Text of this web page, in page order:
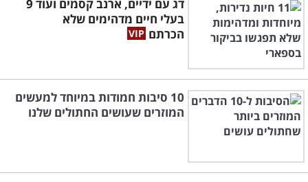
דג עם ידיים, ארנב קסמים ועוד 9
בעלי חיים מדהימים שלא
הכרתם
10 סיבות חמודות במיוחד למעשים
המוזרים שעושים החתולים שלנו